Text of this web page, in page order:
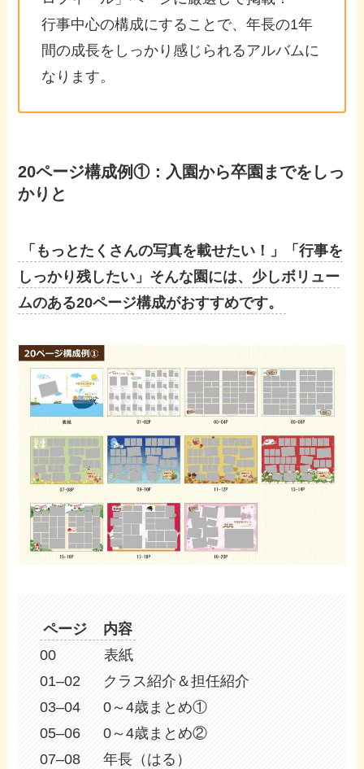
行事中心の構成にすることで、年長の1年
間の成長をしっかり感じられるアルバムに
なります。
20ページ構成例①：入園から卒園までをしっ
かりと
「もっとたくさんの写真を載せたい！」「行事を
しっかり残したい」そんな園には、少しボリュー
ムのある20ページ構成がおすすめです。
ページ 内容
00 表紙
01–02 クラス紹介＆担任紹介
03–04 0～4歳まとめ①
05–06 0～4歳まとめ②
07–08 年長（はる）